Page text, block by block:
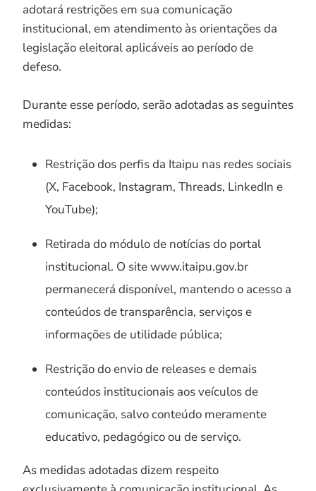
adotará restrições em sua comunicação
institucional, em atendimento às orientações da
legislação eleitoral aplicáveis ao período de
defeso.
Durante esse período, serão adotadas as seguintes
medidas:
Restrição dos perfis da Itaipu nas redes sociais
(X, Facebook, Instagram, Threads, LinkedIn e
YouTube);
Retirada do módulo de notícias do portal
institucional. O site www.itaipu.gov.br
permanecerá disponível, mantendo o acesso a
conteúdos de transparência, serviços e
informações de utilidade pública;
Restrição do envio de releases e demais
conteúdos institucionais aos veículos de
comunicação, salvo conteúdo meramente
educativo, pedagógico ou de serviço.
As medidas adotadas dizem respeito